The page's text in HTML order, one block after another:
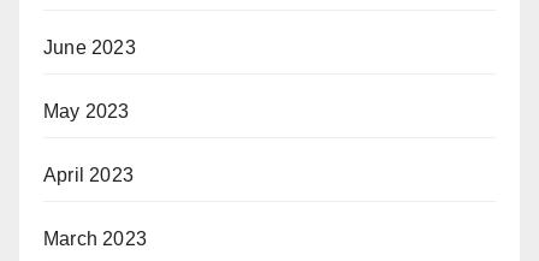
June 2023
May 2023
April 2023
March 2023